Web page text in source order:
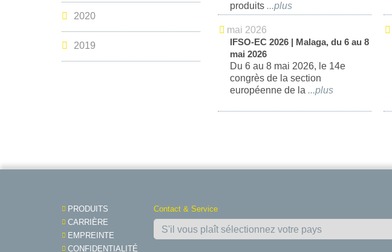
2020
2019
produits ...
mai 2026
IFSO-EC 2026 | Malaga, du 6 au 8
mai 2026
Du 6 au 8 mai 2026, le 14e
congrès de la section
européenne de la ...
PRODUITS
CARRIÈRE
EMPREINTE
CONFIDENTIALITÉ
Contact & Service